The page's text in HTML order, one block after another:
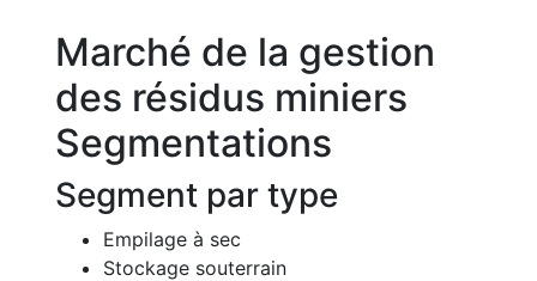
Marché de la gestion
des résidus miniers
Segmentations
Segment par type
Empilage à sec
Stockage souterrain